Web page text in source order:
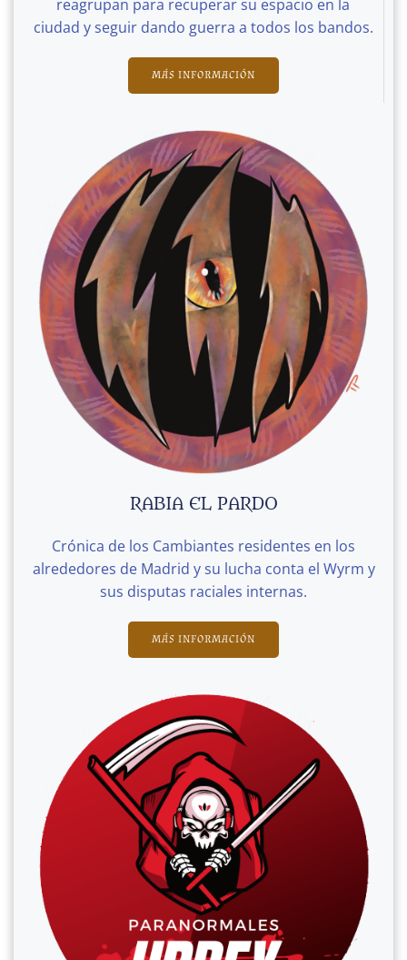
reagrupan para recuperar su espacio en la
ciudad y seguir dando guerra a todos los bandos.
MÁS INFORMACIÓN
RABIA EL PARDO
Crónica de los Cambiantes residentes en los
alrededores de Madrid y su lucha conta el Wyrm y
sus disputas raciales internas.
MÁS INFORMACIÓN